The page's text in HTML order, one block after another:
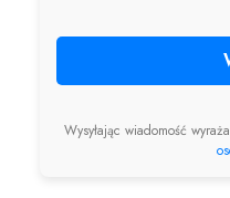
Wysyłając wiadomość